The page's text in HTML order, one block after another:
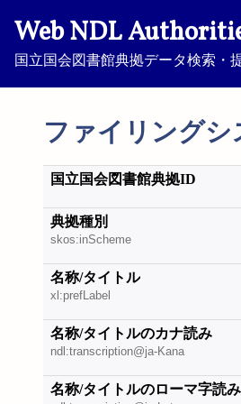
Web NDL
国立国会図書館典拠データ検索・
ファイリングシ
国立国会図書館典拠ID
典拠種別
skos:inScheme
名称/タイトル
xl:prefLabel
名称/タイトルのカナ読み
ndl:transcription@ja-Kana
名称/タイトルのローマ字読み